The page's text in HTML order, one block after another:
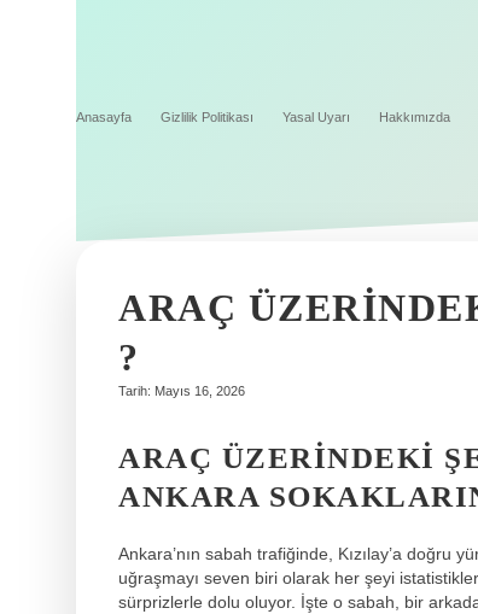
Anasayfa Gizlilik Politikası Yasal Uyarı Hakkımızda
ARAÇ
?
Tarih: Mayıs 16, 2026
ARAÇ ÜZERINDEKI
ANKARA
Ankara’nın sabah trafiğinde, Kızılay’a doğru
uğraşmayı seven biri olarak her şeyi
sürprizlerle dolu oluyor. İşte o sabah, bir